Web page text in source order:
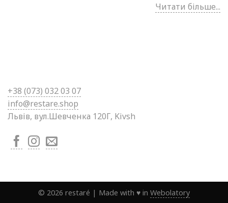
Читати більше...
+38 (073) 032 03 07
info@restare.shop
Львів, вул.Шевченка 120Г, Kivsh
© 2026 restaré | Made with ♥ in Webolatory